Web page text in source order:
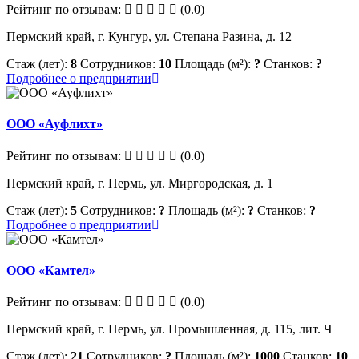
Рейтинг по отзывам:
(0.0)
Пермский край, г. Кунгур, ул. Степана Разина, д. 12
Стаж (лет): 8 Сотрудников: 10 Площадь (м²): ? Станков: ?
Подробнее о предприятии
ООО «Ауфлихт»
Рейтинг по отзывам:
(0.0)
Пермский край, г. Пермь, ул. Миргородская, д. 1
Стаж (лет): 5 Сотрудников: ? Площадь (м²): ? Станков: ?
Подробнее о предприятии
ООО «Камтел»
Рейтинг по отзывам:
(0.0)
Пермский край, г. Пермь, ул. Промышленная, д. 115, лит. Ч
Стаж (лет): 21 Сотрудников: ? Площадь (м²): 1000 Станков: 10